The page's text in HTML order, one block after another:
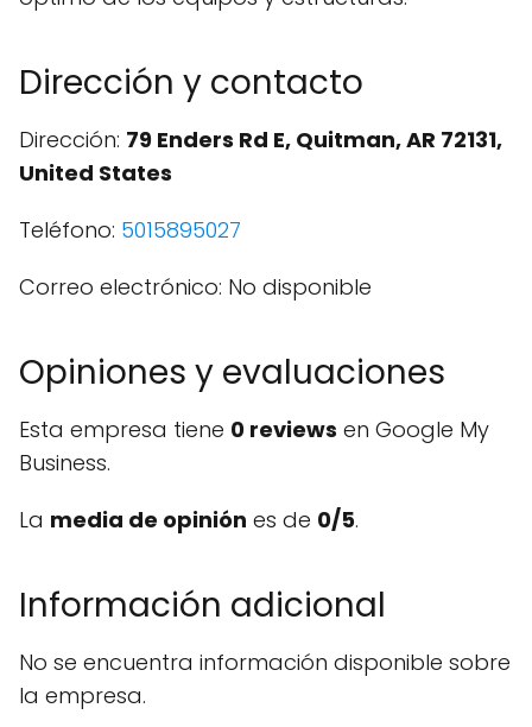
Dirección y contacto
Dirección: 79 Enders Rd E, Quitman, AR 72131,
United States
Teléfono: 5015895027
Correo electrónico: No disponible
Opiniones y evaluaciones
Esta empresa tiene 0 reviews en Google My
Business.
La media de opinión es de 0/5.
Información adicional
No se encuentra información disponible sobre
la empresa.